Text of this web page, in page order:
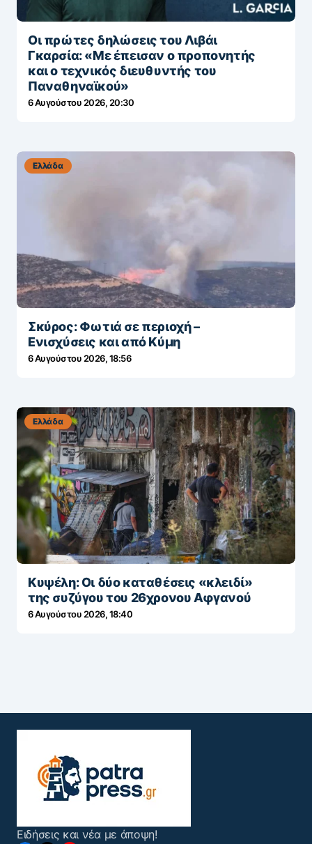
Οι πρώτες δηλώσεις του Λιβάι
Γκαρσία: «Με έπεισαν ο προπονητής
και ο τεχνικός διευθυντής του
Παναθηναϊκού»
6 Αυγούστου 2026, 20:30
Ελλάδα
Σκύρος: Φωτιά σε περιοχή –
Ενισχύσεις και από Κύμη
6 Αυγούστου 2026, 18:56
Ελλάδα
Κυψέλη: Οι δύο καταθέσεις «κλειδί»
της συζύγου του 26χρονου Αφγανού
6 Αυγούστου 2026, 18:40
Ειδήσεις και νέα με άποψη!